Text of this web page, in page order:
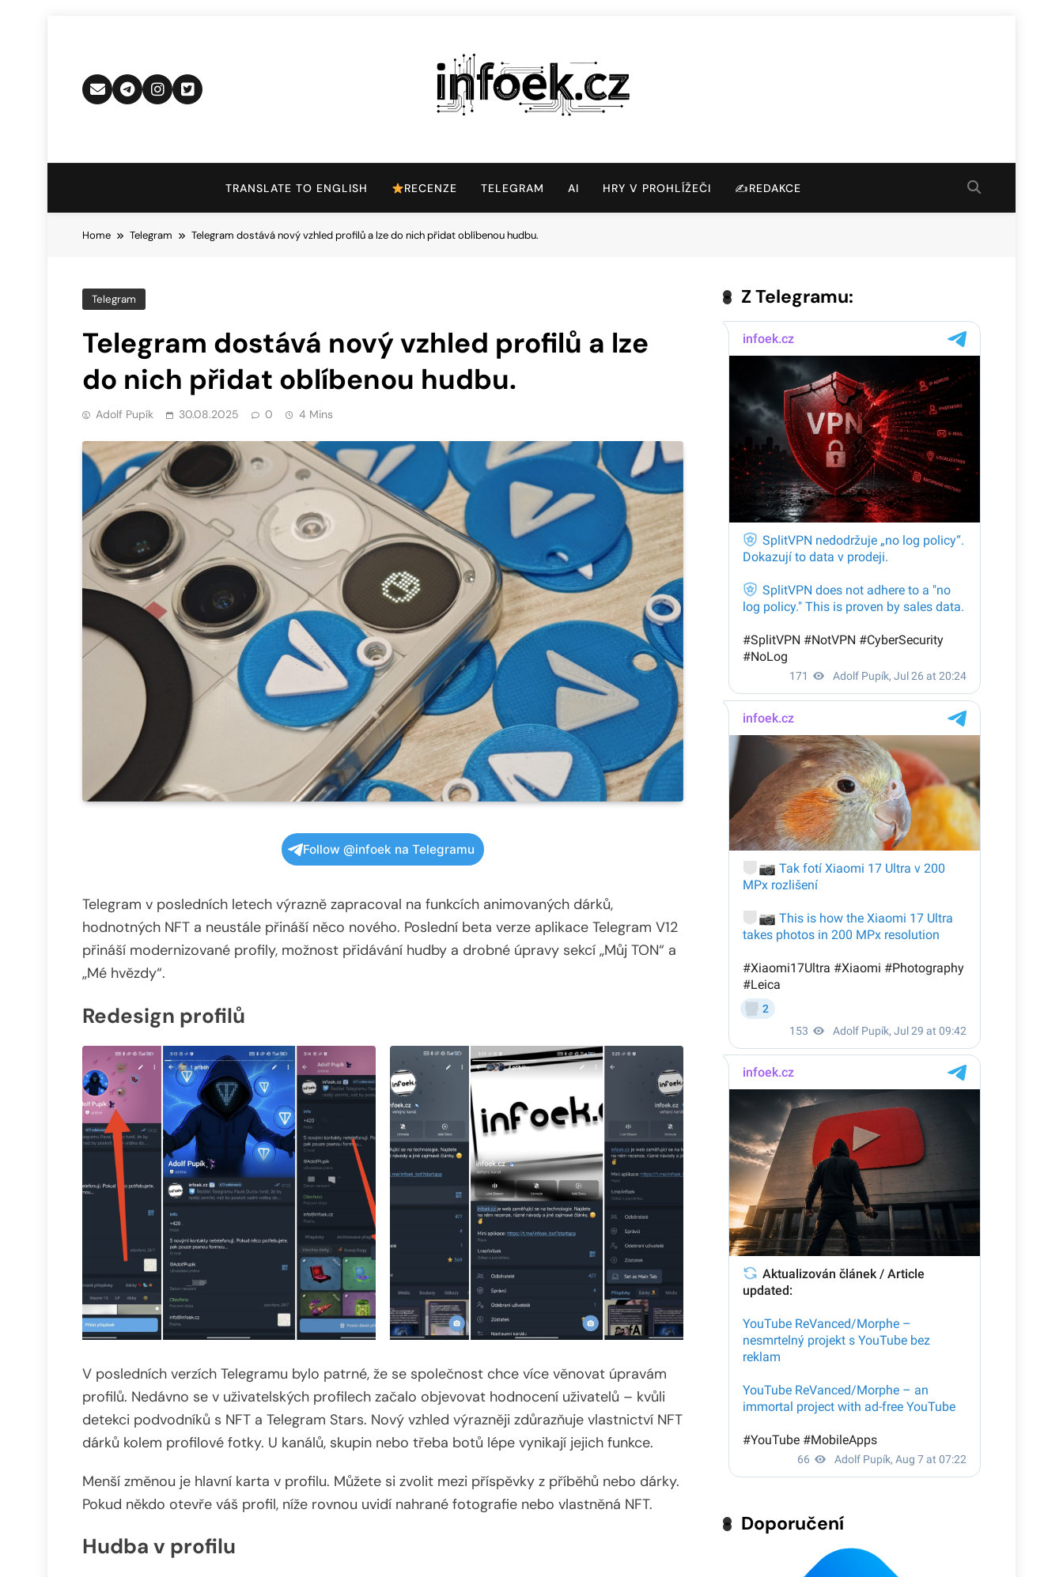
Infoek.cz
TRANSLATE TO ENGLISH RECENZE TELEGRAM AI HRY V PROHLÍŽEČI ✍️REDAKCE
Home Telegram Telegram dostává nový vzhled profilů a lze do nich přidat oblíbenou hudbu.
Telegram
Telegram dostává nový vzhled profilů a lze
do nich přidat oblíbenou hudbu.
Adolf Pupík 30.08.2025 0 4 Mins
Follow @infoek na Telegramu
Telegram v posledních letech výrazně zapracoval na funkcích animovaných dárků,
hodnotných NFT a neustále přináší něco nového. Poslední beta verze aplikace Telegram V12
přináší modernizované profily, možnost přidávání hudby a drobné úpravy sekcí „Můj TON“ a
„Mé hvězdy“.
Redesign profilů
V posledních verzích Telegramu bylo patrné, že se společnost chce více věnovat úpravám
profilů. Nedávno se v uživatelských profilech začalo objevovat hodnocení uživatelů – kvůli
detekci podvodníků s NFT a Telegram Stars. Nový vzhled výrazněji zdůrazňuje vlastnictví NFT
dárků kolem profilové fotky. U kanálů, skupin nebo třeba botů lépe vynikají jejich funkce.
Menší změnou je hlavní karta v profilu. Můžete si zvolit mezi příspěvky z příběhů nebo dárky.
Pokud někdo otevře váš profil, níže rovnou uvidí nahrané fotografie nebo vlastněná NFT.
Hudba v profilu
Z Telegramu:
Doporučení